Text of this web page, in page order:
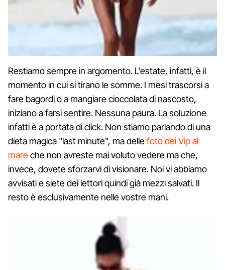
Restiamo sempre in argomento. L'estate, infatti, è il
momento in cui si tirano le somme. I mesi trascorsi a
fare bagordi o a mangiare cioccolata di nascosto,
iniziano a farsi sentire. Nessuna paura. La soluzione
infatti è a portata di click. Non stiamo parlando di una
dieta magica "last minute", ma dellefoto dei Vip al
mareche non avreste mai voluto vedere ma che,
invece, dovete sforzarvi di visionare. Noi vi abbiamo
avvisati e siete dei lettori quindi già mezzi salvati. Il
resto è esclusivamente nelle vostre mani.